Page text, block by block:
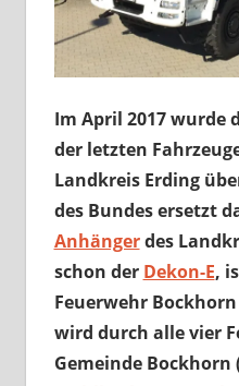
Im April 2017 wurde
der letzten
Landkreis Erding
des Bundes ersetzt
Anhängerdes
schon der Dekon-E,
Feuerwehr
wird durch alle vier
Gemeinde Bockhorn